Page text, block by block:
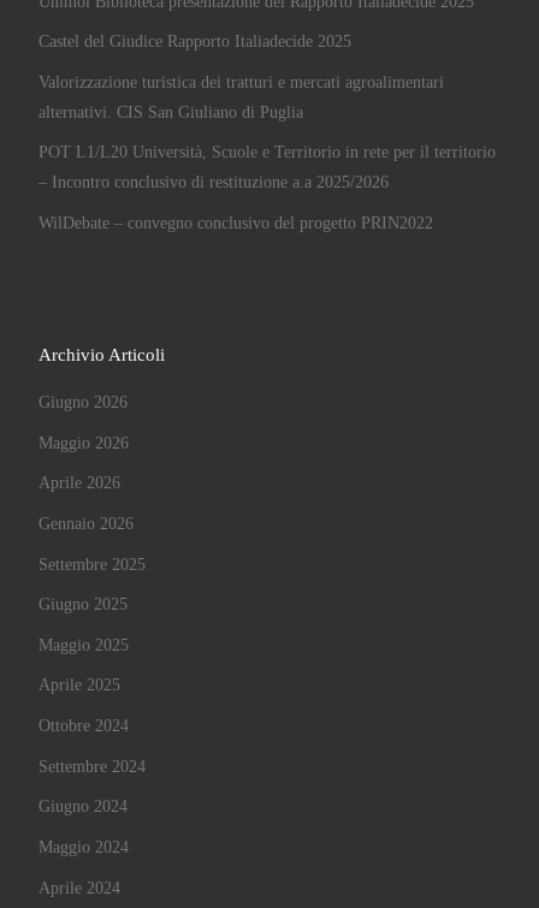
Castel del Giudice Rapporto Italiadecide 2025
Valorizzazione turistica dei tratturi e mercati agroalimentari
alternativi. CIS San Giuliano di Puglia
POT L1/L20 Università, Scuole e Territorio in rete per il territorio
– Incontro conclusivo di restituzione a.a 2025/2026
WilDebate – convegno conclusivo del progetto PRIN2022
Archivio Articoli
Giugno 2026
Maggio 2026
Aprile 2026
Gennaio 2026
Settembre 2025
Giugno 2025
Maggio 2025
Aprile 2025
Ottobre 2024
Settembre 2024
Giugno 2024
Maggio 2024
Aprile 2024